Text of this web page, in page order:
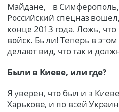
Майдане, – в
Российский спецназ
конце 2013 года. Ложь,
войск. Были! Теперь в
делают вид, что так и
Были в Киеве, или где?
Я уверен, что был и в
Харькове, и по всей